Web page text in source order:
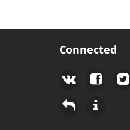
Connected